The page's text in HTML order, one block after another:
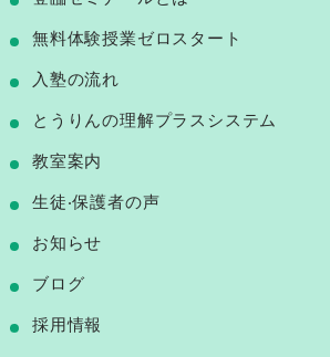
無料体験授業ゼロスタート
⼊塾の流れ
とうりんの理解プラスシステム
教室案内
⽣徒‧保護者の声
お知らせ
ブログ
採用情報